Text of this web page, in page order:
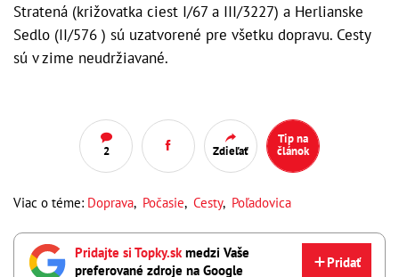
Stratená (križovatka ciest I/67 a III/3227) a Herlianske
Sedlo (II/576 ) sú uzatvorené pre všetku dopravu. Cesty
sú v zime neudržiavané.
2 Zdieľať
Tip na
článok
Viac o téme: Doprava, Počasie, Cesty, Poľadovica
Pridajte si Topky.skmedzi Vaše
preferované zdroje na Google
Pridať